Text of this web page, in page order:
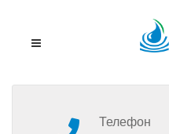
Телефон